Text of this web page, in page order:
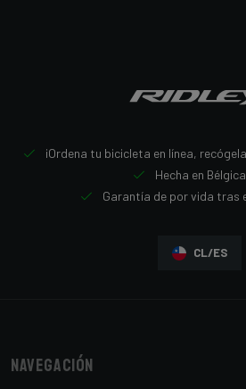
¡Ordena tu bicicleta en línea,
Hecha en Bélgica
Garantía de por vida tras
CL/ES
Navegación